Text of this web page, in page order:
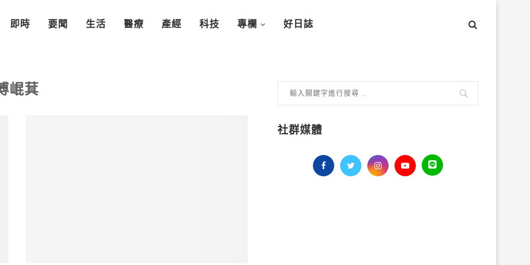
即時 要聞 生活 醫療 產經 科技 專欄 好日誌
崐萁
社群媒體